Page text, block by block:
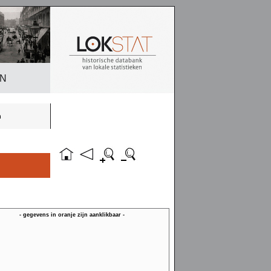
- gegevens in oranje zijn aanklikbaar -